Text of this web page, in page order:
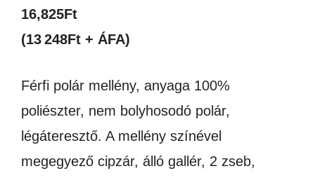
16,825Ft
(13 248Ft + ÁFA)
Férfi polár mellény, anyaga 100%
poliészter, nem bolyhosodó polár,
légáteresztő. A mellény színével
megegyező cipzár, álló gallér, 2 zseb,